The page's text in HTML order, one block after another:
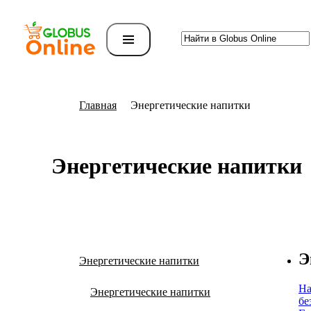
Главная Энергетические напитки
Энергетические напитки
Энергетические напитки
Энергетические напитки